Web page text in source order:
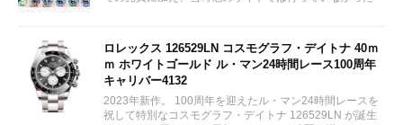
ロレックス 126529LN コスモグラフ・デイトナ 40ｍ
ｍ ホワイトゴールド ル・マン24時間レース100周年
キャリバー4132
2023年新作。 100周年を迎えたル・マン24時間レースを
祝して特別なコスモグラフ・デイトナ 126529LN が誕生